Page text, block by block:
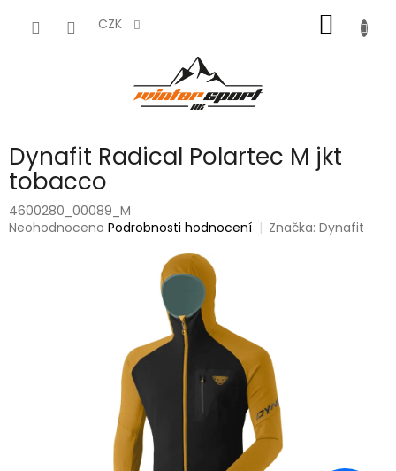
CZK
KOŠÍK
Dynafit Radical Polartec M jkt
tobacco
4600280_00089_M
Průměrné
Neohodnoceno Podrobnosti hodnocení Značka:Dynafit